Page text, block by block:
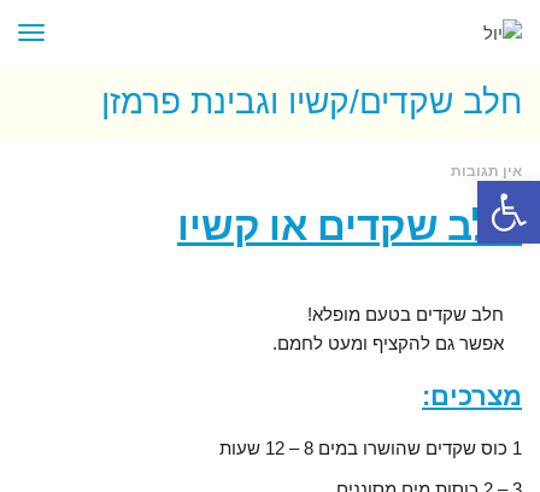
חלב שקדים/קשיו וגבינת פרמזן
אין תגובות
חלב שקדים או קשיו
חלב שקדים בטעם מופלא!
אפשר גם להקציף ומעט לחמם.
מצרכים:
1 כוס שקדים שהושרו במים 8 – 12 שעות
פתח סרגל נגישות